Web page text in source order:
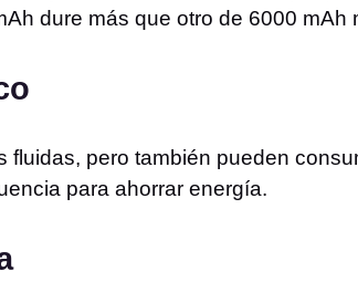
dure más que otro de 6000 mAh
fluidas, pero también pueden
para ahorrar energía.